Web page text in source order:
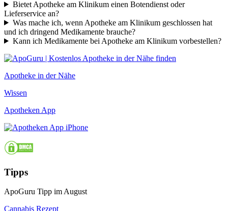
Bietet Apotheke am Klinikum einen Botendienst oder
Lieferservice an?
Was mache ich, wenn Apotheke am Klinikum geschlossen hat
und ich dringend Medikamente brauche?
Kann ich Medikamente bei Apotheke am Klinikum vorbestellen?
Apotheke in der Nähe
Wissen
Apotheken App
Tipps
ApoGuru Tipp im August
Cannabis Rezept